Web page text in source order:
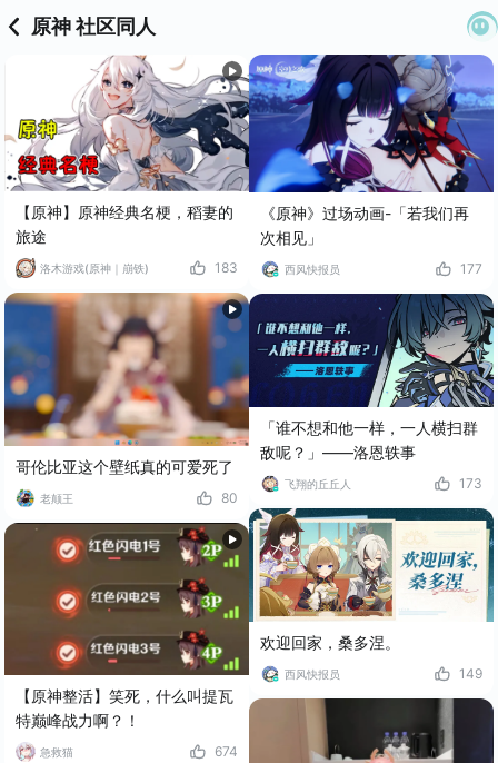
原神 社区同人
【原神】原神经典名梗，稻妻的
旅途
洛木游戏(原神｜崩铁) 183
哥伦比亚这个壁纸真的可爱死了
老颠王 80
【原神整活】笑死，什么叫提瓦
特巅峰战力啊？！
急救猫 674
《原神》过场动画-「若我们再
次相见」
西风快报员 177
「谁不想和他一样，一人横扫群
敌呢？」——洛恩轶事
飞翔的丘丘人 173
欢迎回家，桑多涅。
西风快报员 149